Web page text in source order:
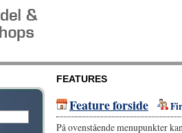
FEATURES
Feature forside
På ovenstående menupunkter